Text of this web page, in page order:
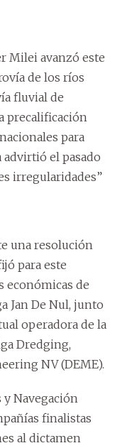
Milei avanzó este
de los ríos
fluvial de
precalificación
para
advirtió el pasado
irregularidades”
una resolución
para este
económicas de
Jan De Nul, junto
operadora de la
Dredging,
NV (DEME).
y Navegación
finalistas
al dictamen